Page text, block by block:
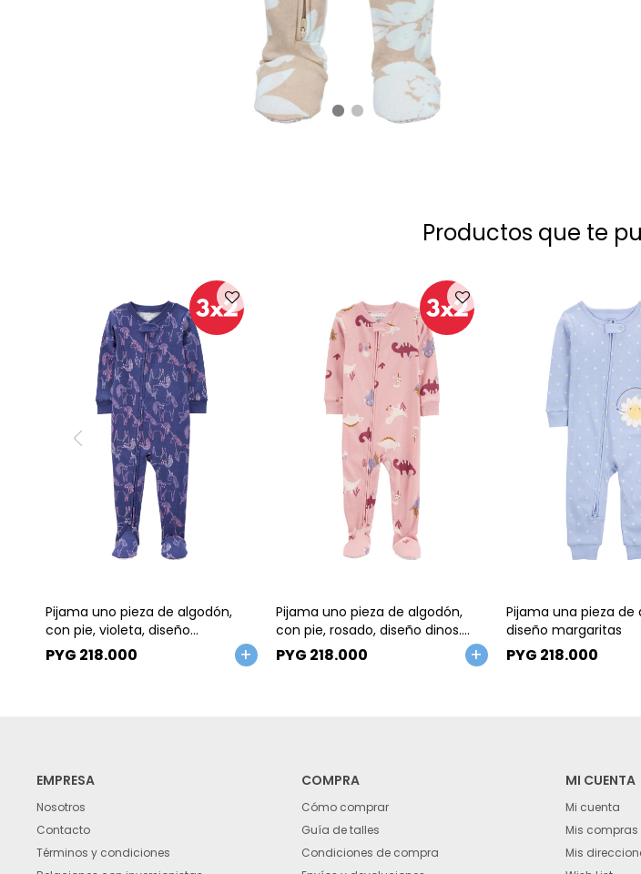
Productos que te
Pijama uno pieza de algodón,
con pie, violeta, diseño
unicornios. Talles 2-5T
PYG 218.000
Pijama uno pieza de algodón,
con pie, rosado, diseño dinos.
Talles 2-5T
PYG 218.000
Pijama una pieza de
diseño margaritas
PYG 218.000
EMPRESA
Nosotros
Contacto
Términos y condiciones
COMPRA
Cómo comprar
Guía de talles
Condiciones de compra
MI CUENTA
Mi cuenta
Mis compras
Mis